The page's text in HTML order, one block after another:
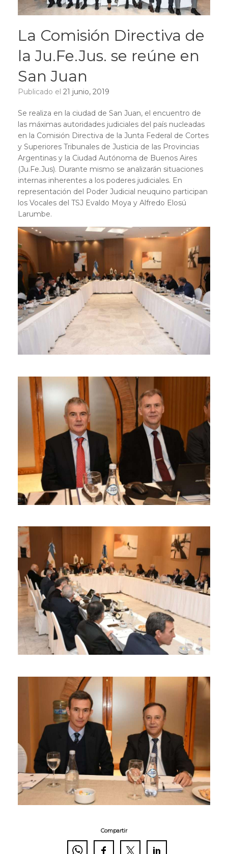
La Comisión Directiva de
la Ju.Fe.Jus. se reúne en
San Juan
Publicado el 21 junio, 2019
Se realiza en la ciudad de San Juan, el encuentro de
las máximas autoridades judiciales del país nucleadas
en la Comisión Directiva de la Junta Federal de Cortes
y Superiores Tribunales de Justicia de las Provincias
Argentinas y la Ciudad Autónoma de Buenos Aires
(Ju.Fe.Jus). Durante mismo se analizarán situaciones
internas inherentes a los poderes judiciales. En
representación del Poder Judicial neuquino participan
los Vocales del TSJ Evaldo Moya y Alfredo Elosú
Larumbe.
Compartir